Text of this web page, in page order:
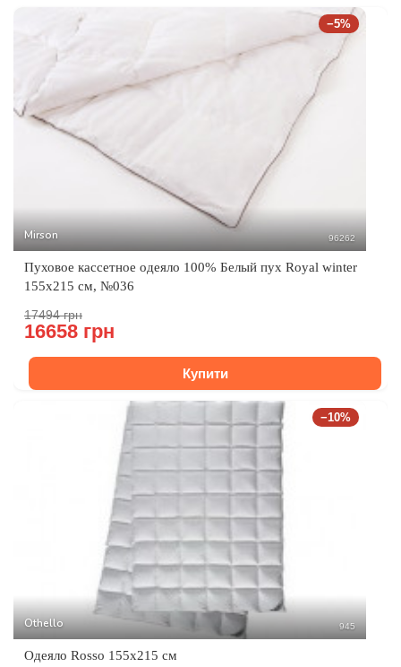
−5%
Mirson 96262
Пуховое кассетное одеяло 100% Белый пух Royal winter
155x215 см, №036
17494 грн
16658 грн
Купити
−10%
Othello 945
Одеяло Rosso 155x215 см